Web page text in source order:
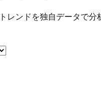
レンドを独自データで分